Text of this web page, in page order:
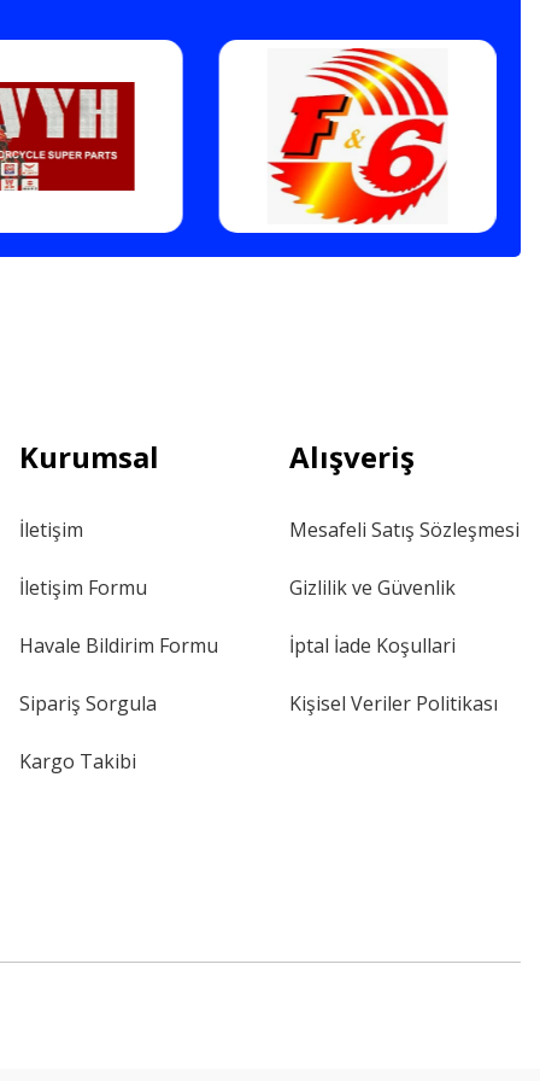
Kurumsal
İletişim
İletişim Formu
Havale Bildirim Formu
Sipariş Sorgula
Kargo Takibi
Alışveriş
Mesafeli Satış Sözleşmesi
Gizlilik ve Güvenlik
İptal İade Koşullari
Kişisel Veriler Politikası